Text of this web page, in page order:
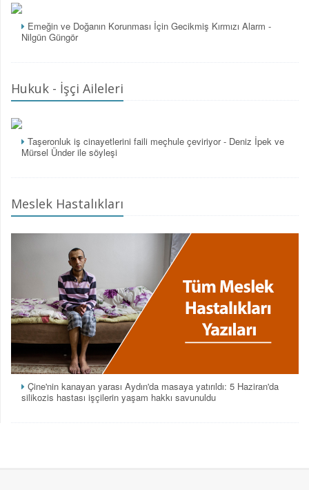
Emeğin ve Doğanın Korunması İçin Gecikmiş Kırmızı Alarm -
Nilgün Güngör
Hukuk - İşçi Aileleri
Taşeronluk iş cinayetlerini faili meçhule çeviriyor - Deniz İpek ve
Mürsel Ünder ile söyleşi
Meslek Hastalıkları
Çine'nin kanayan yarası Aydın'da masaya yatırıldı: 5 Haziran'da
silikozis hastası işçilerin yaşam hakkı savunuldu